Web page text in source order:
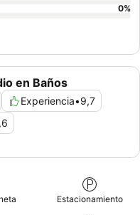
en Baños
Experiencia•9,7
0%
Estacionamiento